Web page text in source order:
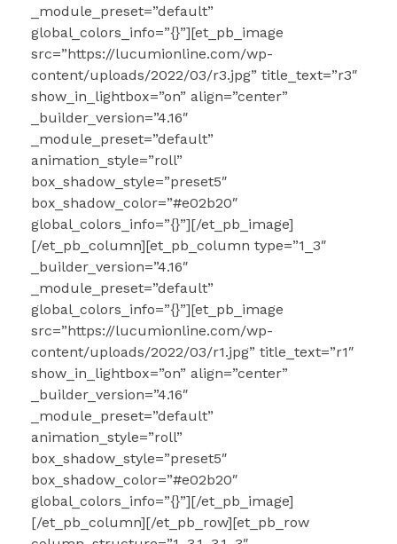
_module_preset=”default”
global_colors_info=”{}”][et_pb_image
src=”https://lucumionline.com/wp-
content/uploads/2022/03/r3.jpg” title_text=”r3″
show_in_lightbox=”on” align=”center”
_builder_version=”4.16″
_module_preset=”default”
animation_style=”roll”
box_shadow_style=”preset5″
box_shadow_color=”#e02b20″
global_colors_info=”{}”][/et_pb_image]
[/et_pb_column][et_pb_column type=”1_3″
_builder_version=”4.16″
_module_preset=”default”
global_colors_info=”{}”][et_pb_image
src=”https://lucumionline.com/wp-
content/uploads/2022/03/r1.jpg” title_text=”r1″
show_in_lightbox=”on” align=”center”
_builder_version=”4.16″
_module_preset=”default”
animation_style=”roll”
box_shadow_style=”preset5″
box_shadow_color=”#e02b20″
global_colors_info=”{}”][/et_pb_image]
[/et_pb_column][/et_pb_row][et_pb_row